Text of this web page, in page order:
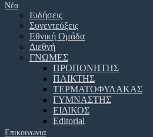
Νέα
Ειδήσεις
Συνεντεύξεις
Εθνική Ομάδα
Διεθνή
ΓΝΩΜΕΣ
ΠΡΟΠΟΝΗΤΗΣ
ΠΑΙΚΤΗΣ
ΤΕΡΜΑΤΟΦΥΛΑΚΑΣ
ΓΥΜΝΑΣΤΗΣ
ΕΙΔΙΚΟΣ
Editorial
Επικοινωνια